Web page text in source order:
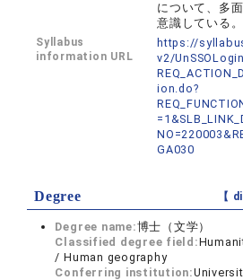
について、多
意識している。
Syllabus
information URL
https://
v2/
ion.do?
GA030
Degree 【
Degree name:博士（文学）
Classified degree field:
/ Human geography
Conferring institution: